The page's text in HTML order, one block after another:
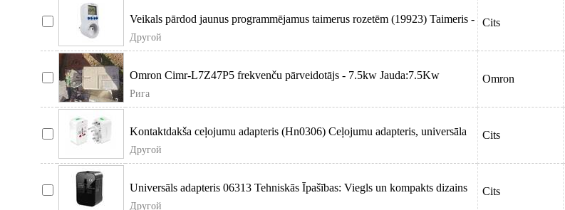
Veikals pārdod jaunus programmējamus taimerus rozetēm (19923) Taimeris -
ir ārkārtīgi
Другой
Cits
Omron Cimr-L7Z47P5 frekvenču pārveidotājs - 7.5kw Jauda:7.5Kw
Spriegums: 380V, 3 fāz
Рига
Omron
Kontaktdakša ceļojumu adapteris (Hn0306) Ceļojumu adapteris, universāla
kontaktdakša vi
Другой
Cits
Universāls adapteris 06313 Tehniskās Īpašības: Viegls un kompakts dizains
Viegli uzgl
Другой
Cits